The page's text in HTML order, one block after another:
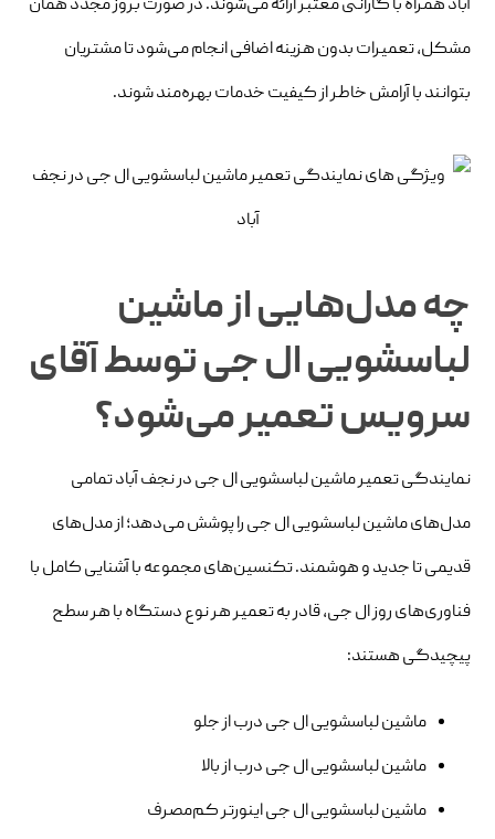
آباد همراه با گارانتی معتبر ارائه می‌شوند. در صورت بروز مجدد همان
مشکل، تعمیرات بدون هزینه اضافی انجام می‌شود تا مشتریان
بتوانند با آرامش خاطر از کیفیت خدمات بهره‌مند شوند.
چه مدل‌هایی از ماشین
لباسشویی ال جی توسط آقای
سرویس تعمیر می‌شود؟
نمایندگی تعمیر ماشین لباسشویی ال جی در نجف‌ آباد تمامی
مدل‌های ماشین لباسشویی ال جی را پوشش می‌دهد؛ از مدل‌های
قدیمی تا جدید و هوشمند. تکنسین‌های مجموعه با آشنایی کامل با
فناوری‌های روز ال جی، قادر به تعمیر هر نوع دستگاه با هر سطح
پیچیدگی هستند:
ماشین لباسشویی ال جی درب از جلو
ماشین لباسشویی ال جی درب از بالا
ماشین لباسشویی ال جی اینورتر کم‌مصرف